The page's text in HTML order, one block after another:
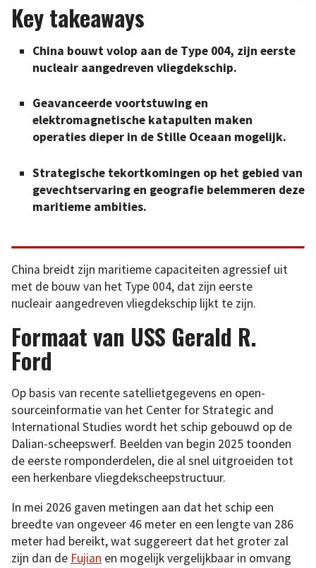
Key takeaways
China bouwt volop aan de Type 004, zijn eerste
nucleair aangedreven vliegdekschip.
Geavanceerde voortstuwing en
elektromagnetische katapulten maken
operaties dieper in de Stille Oceaan mogelijk.
Strategische tekortkomingen op het gebied van
gevechtservaring en geografie belemmeren deze
maritieme ambities.
China breidt zijn maritieme capaciteiten agressief uit
met de bouw van het Type 004, dat zijn eerste
nucleair aangedreven vliegdekschip lijkt te zijn.
Formaat van USS Gerald R.
Ford
Op basis van recente satellietgegevens en open-
sourceinformatie van het Center for Strategic and
International Studies wordt het schip gebouwd op de
Dalian-scheepswerf. Beelden van begin 2025 toonden
de eerste romponderdelen, die al snel uitgroeiden tot
een herkenbare vliegdekscheepstructuur.
In mei 2026 gaven metingen aan dat het schip een
breedte van ongeveer 46 meter en een lengte van 286
meter had bereikt, wat suggereert dat het groter zal
zijn dan de Fujian en mogelijk vergelijkbaar in omvang